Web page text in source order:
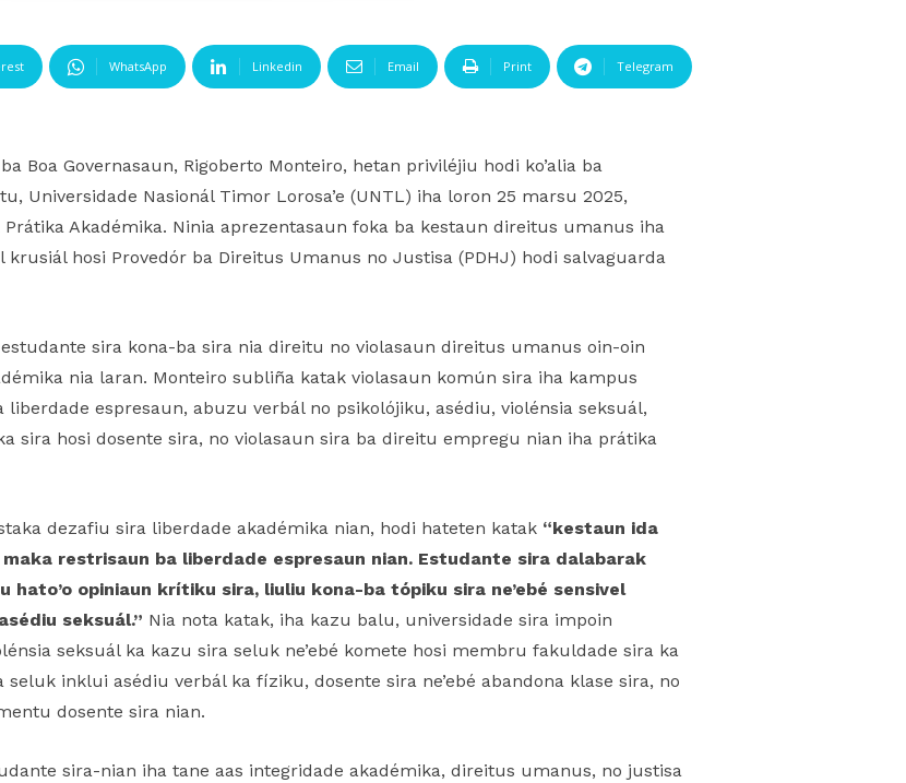
WhatsApp Linkedin Email Print Telegram
Boa Governasaun, Rigoberto Monteiro, hetan priviléjiu hodi ko’alia ba
Universidade Nasionál Timor Lorosa’e (UNTL) iha loron 25 marsu 2025,
Akadémika. Ninia aprezentasaun foka ba kestaun direitus umanus iha
hosi Provedór ba Direitus Umanus no Justisa (PDHJ) hodi salvaguarda
sira kona-ba sira nia direitu no violasaun direitus umanus oin-oin
nia laran. Monteiro subliña katak violasaun komún sira iha kampus
espresaun, abuzu verbál no psikolójiku, asédiu, violénsia seksuál,
sira hosi dosente sira, no violasaun sira ba direitu empregu nian iha prátika
dezafiu sira liberdade akadémika nian, hodi hateten katak “kestaun ida
restrisaun ba liberdade espresaun nian. Estudante sira dalabarak
opiniaun krítiku sira, liuliu kona-ba tópiku sira ne’ebé sensivel
seksuál.” Nia nota katak, iha kazu balu, universidade sira impoin
seksuál ka kazu sira seluk ne’ebé komete hosi membru fakuldade sira ka
inklui asédiu verbál ka fíziku, dosente sira ne’ebé abandona klase sira, no
dosente sira nian.
sira-nian iha tane aas integridade akadémika, direitus umanus, no justisa